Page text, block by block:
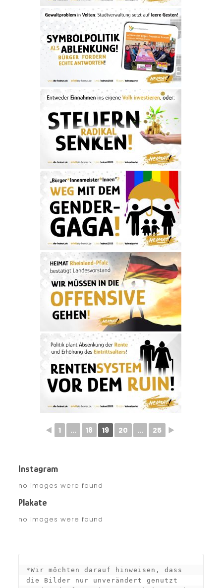
◄ 1 ... 18 19 20 ... 25 ►
Instagram
no images were found
Plakate
no images were found
*Wir möchten darauf hinweisen, dass
die Bilder nur unverändert genutzt